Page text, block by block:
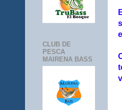
CLUB DE
PESCA
MAIRENA BASS